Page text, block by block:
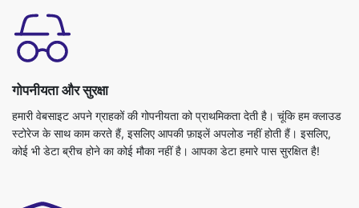
गोपनीयता और सुरक्षा
हमारी वेबसाइट अपने ग्राहकों की गोपनीयता को प्राथमिकता देती है। चूंकि हम क्लाउड
स्टोरेज के साथ काम करते हैं, इसलिए आपकी फ़ाइलें अपलोड नहीं होती हैं। इसलिए,
कोई भी डेटा ब्रीच होने का कोई मौका नहीं है। आपका डेटा हमारे पास सुरक्षित है!